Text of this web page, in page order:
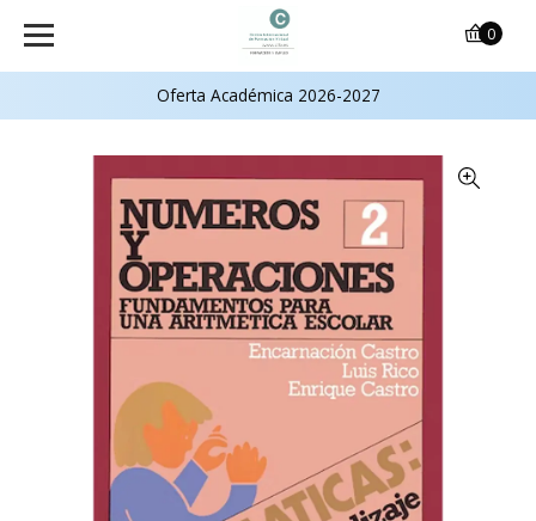
Oferta Académica 2026-2027
0